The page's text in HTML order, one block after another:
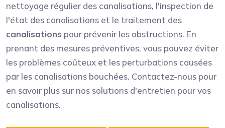
nettoyage régulier des canalisations, l'inspection de
l'état des canalisations et le traitement des
canalisations pour prévenir les obstructions. En
prenant des mesures préventives, vous pouvez éviter
les problèmes coûteux et les perturbations causées
par les canalisations bouchées. Contactez-nous pour
en savoir plus sur nos solutions d'entretien pour vos
canalisations.